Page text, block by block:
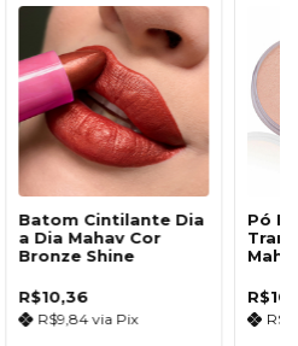
Batom Cintilante Dia
a Dia Mahav Cor
Bronze Shine
R$10,36
R$9,84via Pix
Pó